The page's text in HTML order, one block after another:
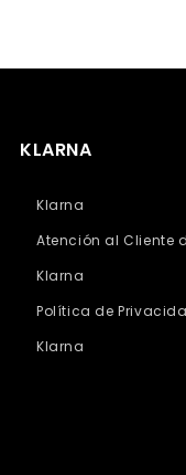
KLARNA
Klarna
Atención al Cliente
Klarna
Política de
Klarna